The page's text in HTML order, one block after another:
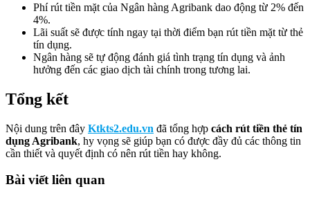
Phí rút tiền mặt của Ngân hàng Agribank dao động từ 2% đến
4%.
Lãi suất sẽ được tính ngay tại thời điểm bạn rút tiền mặt từ thẻ
tín dụng.
Ngân hàng sẽ tự động đánh giá tình trạng tín dụng và ảnh
hưởng đến các giao dịch tài chính trong tương lai.
Tổng kết
Nội dung trên đây Ktkts2.edu.vn đã tổng hợp cách rút tiền thẻ tín
dụng Agribank, hy vọng sẽ giúp bạn có được đầy đủ các thông tin
cần thiết và quyết định có nên rút tiền hay không.
Bài viết liên quan